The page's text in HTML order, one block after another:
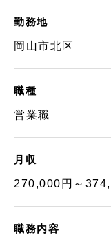
勤務地
岡山市北区
職種
営業職
月収
270,000円～
職務内容